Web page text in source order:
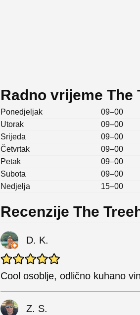
Radno vrijeme The
Ponedjeljak
09–00
Utorak
09–00
Srijeda
09–00
Četvrtak
09–00
Petak
09–00
Subota
09–00
Nedjelja
15–00
Recenzije The
D. K.
Cool osoblje, odlično kuhano
Z. S.